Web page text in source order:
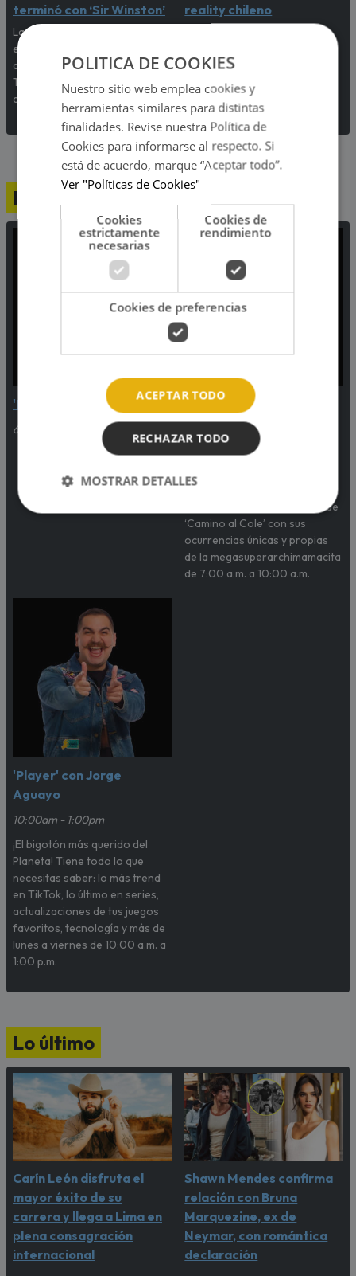
terminó con ‘Sir Winston’
La exchica reality Sheyla Rojas
explicó la razón de su ruptura
con el empresario mexicano.
Te contamos todos los
detalles.
reality chileno
fuerte pelea de golpes que
sorprendió a todos los
participantes del programa.
Programación
'Despierta Planetario'
6:00am - 7:00am
'Oh my Gachi' con Gachi
Rivero
7:00am - 10:00am
¡El morning show favorito de
grandes y pequeños! Te alegra
las mañanas y te acompaña de
‘Camino al Cole’ con sus
ocurrencias únicas y propias
de la megasuperarchimamacita
de 7:00 a.m. a 10:00 a.m.
'Player' con Jorge
Aguayo
10:00am - 1:00pm
¡El bigotón más querido del
Planeta! Tiene todo lo que
necesitas saber: lo más trend
en TikTok, lo último en series,
actualizaciones de tus juegos
favoritos, tecnología y más de
lunes a viernes de 10:00 a.m. a
1:00 p.m.
Lo último
Carín León disfruta el
mayor éxito de su
carrera y llega a Lima en
plena consagración
internacional
Shawn Mendes confirma
relación con Bruna
Marquezine, ex de
Neymar, con romántica
declaración
POLITICA DE COOKIES
Nuestro sitio web emplea cookies y
herramientas similares para distintas
finalidades. Revise nuestra Política de
Cookies para informarse al respecto. Si
está de acuerdo, marque “Aceptar todo”.
Ver "Políticas de Cookies"
Cookies
estrictamente
necesarias
Cookies de
rendimiento
Cookies de preferencias
ACEPTAR TODO
RECHAZAR TODO
MOSTRAR DETALLES